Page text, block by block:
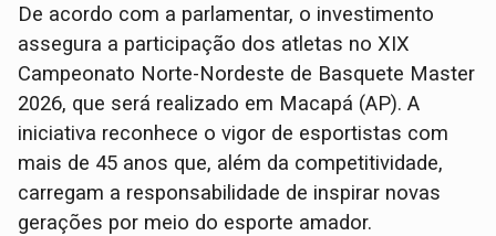
De acordo com a parlamentar, o investimento
assegura a participação dos atletas no XIX
Campeonato Norte-Nordeste de Basquete Master
2026, que será realizado em Macapá (AP). A
iniciativa reconhece o vigor de esportistas com
mais de 45 anos que, além da competitividade,
carregam a responsabilidade de inspirar novas
gerações por meio do esporte amador.